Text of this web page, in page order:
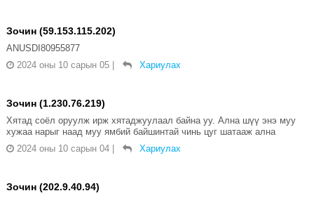
Зочин (59.153.115.202)
ANUSDI80955877
2024 оны 10 сарын 05
Хариулах
Зочин (1.230.76.219)
Хятад соёл оруулж ирж хятаджуулаал байна уу. Ална шүү энэ муу
хужаа нарыг наад муу ямбий байшинтай чинь цуг шатааж ална
2024 оны 10 сарын 04
Хариулах
Зочин (202.9.40.94)